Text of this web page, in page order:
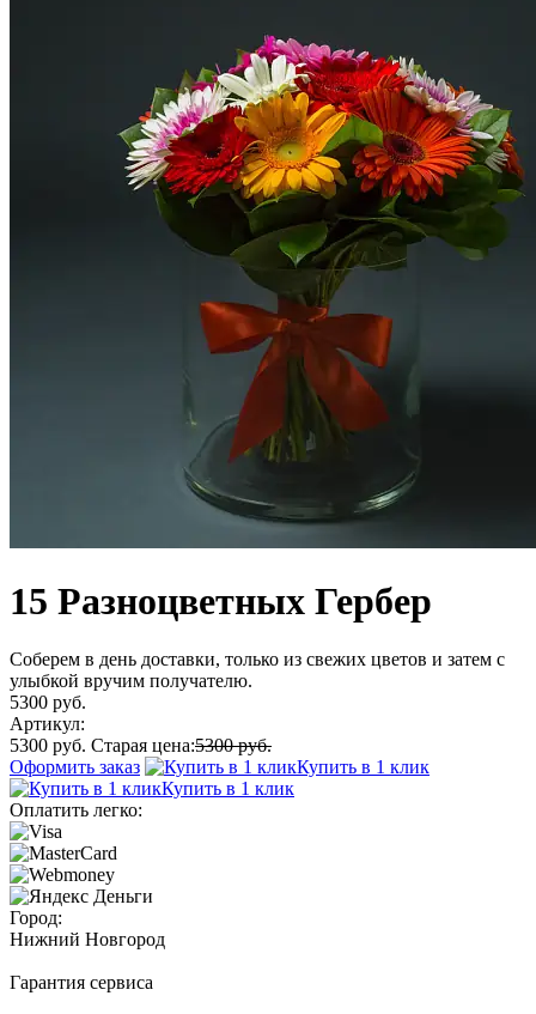
15 Разноцветных Гербер
Соберем в день доставки, только из свежих цветов и затем с
улыбкой вручим получателю.
5300 руб.
Артикул:
5300 руб. Старая цена:5300 руб.
Оформить заказ
Купить в 1 клик
Купить в 1 клик
Оплатить легко:
Город:
Нижний Новгород
Гарантия сервиса